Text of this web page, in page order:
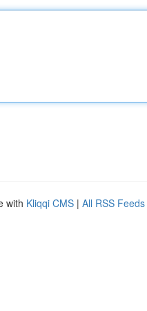
with Kliqqi CMS | All RSS Feeds